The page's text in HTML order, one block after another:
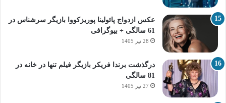
عکس ازدواج پائولینا پوریزکووا بازیگر سرشناس در
61 سالگی + بیوگرافی
28 تیر 1405
درگذشت برندا فریکر بازیگر فیلم تنها در خانه در
81 سالگی
27 تیر 1405